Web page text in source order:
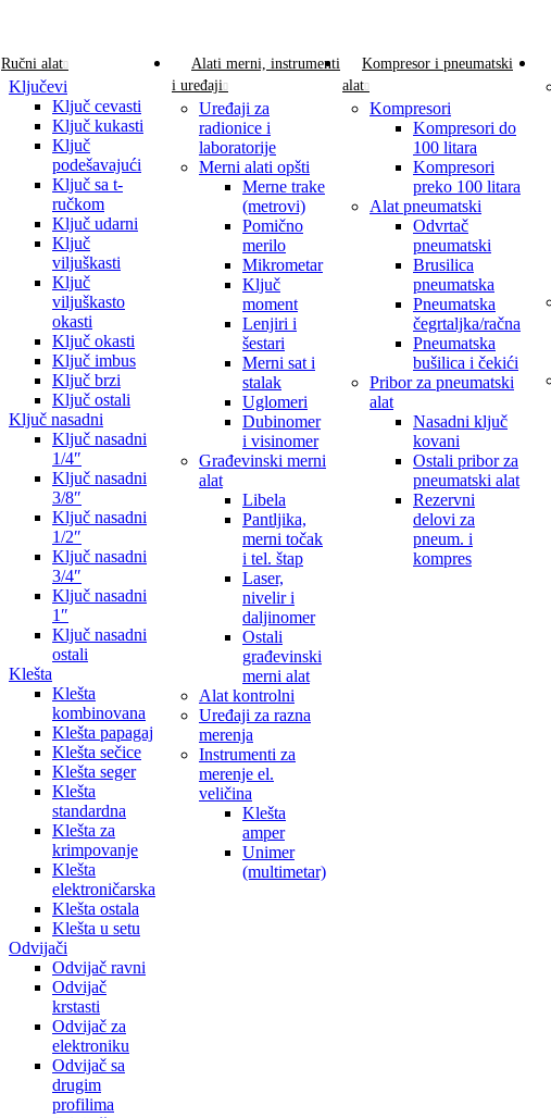
Ručni alat
Ključevi
Ključ cevasti
Ključ kukasti
Ključ
podešavajući
Ključ sa t-
ručkom
Ključ udarni
Ključ
viljuškasti
Ključ
viljuškasto
okasti
Ključ okasti
Ključ imbus
Ključ brzi
Ključ ostali
Ključ nasadni
Ključ nasadni
1/4″
Ključ nasadni
3/8″
Ključ nasadni
1/2″
Ključ nasadni
3/4″
Ključ nasadni
1″
Ključ nasadni
ostali
Klešta
Klešta
kombinovana
Klešta papagaj
Klešta sečice
Klešta seger
Klešta
standardna
Klešta za
krimpovanje
Klešta
elektroničarska
Klešta ostala
Klešta u setu
Odvijači
Odvijač ravni
Odvijač
krstasti
Odvijač za
elektroniku
Odvijač sa
drugim
profilima
Alati merni, instrumenti
i uređaji
Uređaji za
radionice i
laboratorije
Merni alati opšti
Merne trake
(metrovi)
Pomično
merilo
Mikrometar
Ključ
moment
Lenjiri i
šestari
Merni sat i
stalak
Uglomeri
Dubinomer
i visinomer
Građevinski merni
alat
Libela
Pantljika,
merni točak
i tel. štap
Laser,
nivelir i
daljinomer
Ostali
građevinski
merni alat
Alat kontrolni
Uređaji za razna
merenja
Instrumenti za
merenje el.
veličina
Klešta
amper
Unimer
(multimetar)
Kompresor i pneumatski
alat
Kompresori
Kompresori do
100 litara
Kompresori
preko 100 litara
Alat pneumatski
Odvrtač
pneumatski
Brusilica
pneumatska
Pneumatska
čegrtaljka/račna
Pneumatska
bušilica i čekići
Pribor za pneumatski
alat
Nasadni ključ
kovani
Ostali pribor za
pneumatski alat
Rezervni
delovi za
pneum. i
kompres